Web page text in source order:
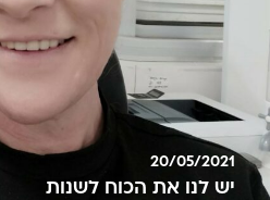
20/05/2021
יש לנו את הכוח לשנות